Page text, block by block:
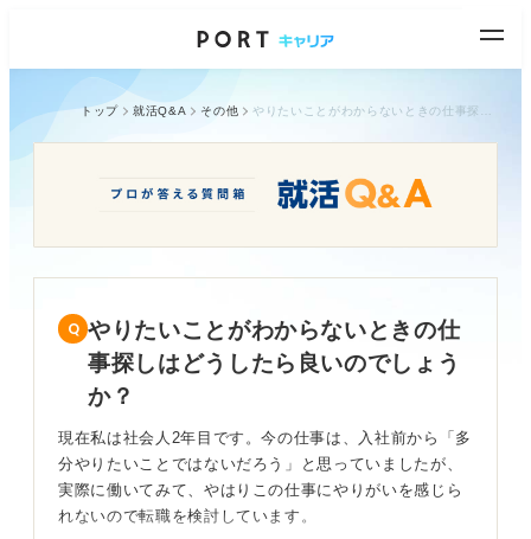
トップ 就活Q&A その他
やりたいことがわからないときの仕
事探しはどうしたら良いのでしょう
か？
現在私は社会人2年目です。今の仕事は、入社前から「多
分やりたいことではないだろう」と思っていましたが、
実際に働いてみて、やはりこの仕事にやりがいを感じら
れないので転職を検討しています。